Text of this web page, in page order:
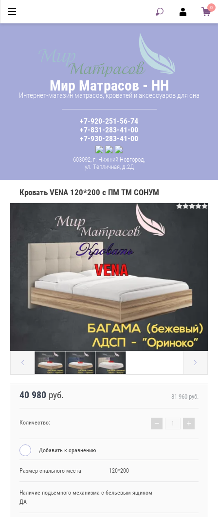
0
Мир Матрасов - НН
Интернет-магазин матрасов, кроватей и аксессуаров для сна
+7-920-251-56-74
+7-831-283-41-00
+7-930-283-41-00
603092, г. Нижний Новгород,
ул. Тепличная, д.2Д
Кровать VENA 120*200 с ПМ ТМ СОНУМ
40 980 руб. 81 960руб.
Количество: − +
Добавить к сравнению
Размер спального места 120*200
Наличие подъемного механизма с бельевым ящиком
ДА